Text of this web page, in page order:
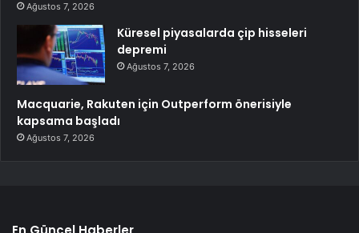
Ağustos 7, 2026
Küresel piyasalarda çip hisseleri
depremi
Ağustos 7, 2026
Macquarie, Rakuten için Outperform önerisiyle
kapsama başladı
Ağustos 7, 2026